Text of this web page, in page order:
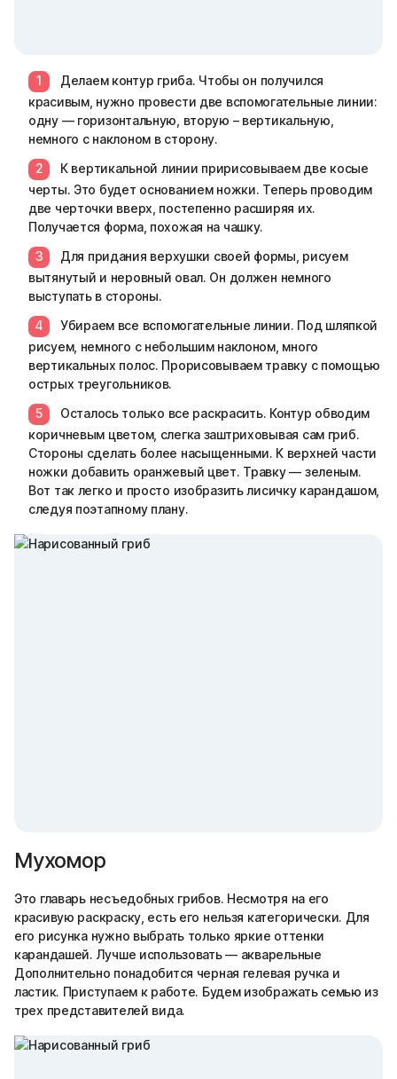
Делаем контур гриба. Чтобы он получился
красивым, нужно провести две вспомогательные линии:
одну — горизонтальную, вторую – вертикальную,
немного с наклоном в сторону.
К вертикальной линии пририсовываем две косые
черты. Это будет основанием ножки. Теперь проводим
две черточки вверх, постепенно расширяя их.
Получается форма, похожая на чашку.
Для придания верхушки своей формы, рисуем
вытянутый и неровный овал. Он должен немного
выступать в стороны.
Убираем все вспомогательные линии. Под шляпкой
рисуем, немного с небольшим наклоном, много
вертикальных полос. Прорисовываем травку с помощью
острых треугольников.
Осталось только все раскрасить. Контур обводим
коричневым цветом, слегка заштриховывая сам гриб.
Стороны сделать более насыщенными. К верхней части
ножки добавить оранжевый цвет. Травку — зеленым.
Вот так легко и просто изобразить лисичку карандашом,
следуя поэтапному плану.
Мухомор
Это главарь несъедобных грибов. Несмотря на его
красивую раскраску, есть его нельзя категорически. Для
его рисунка нужно выбрать только яркие оттенки
карандашей. Лучше использовать — акварельные
Дополнительно понадобится черная гелевая ручка и
ластик. Приступаем к работе. Будем изображать семью из
трех представителей вида.